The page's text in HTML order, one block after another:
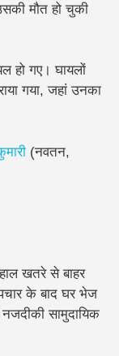
मौत हो चुकी
हो गए। घायलों
गया, जहां उनका
(नवतन,
खतरे से बाहर
के बाद घर भेज
नजदीकी सामुदायिक